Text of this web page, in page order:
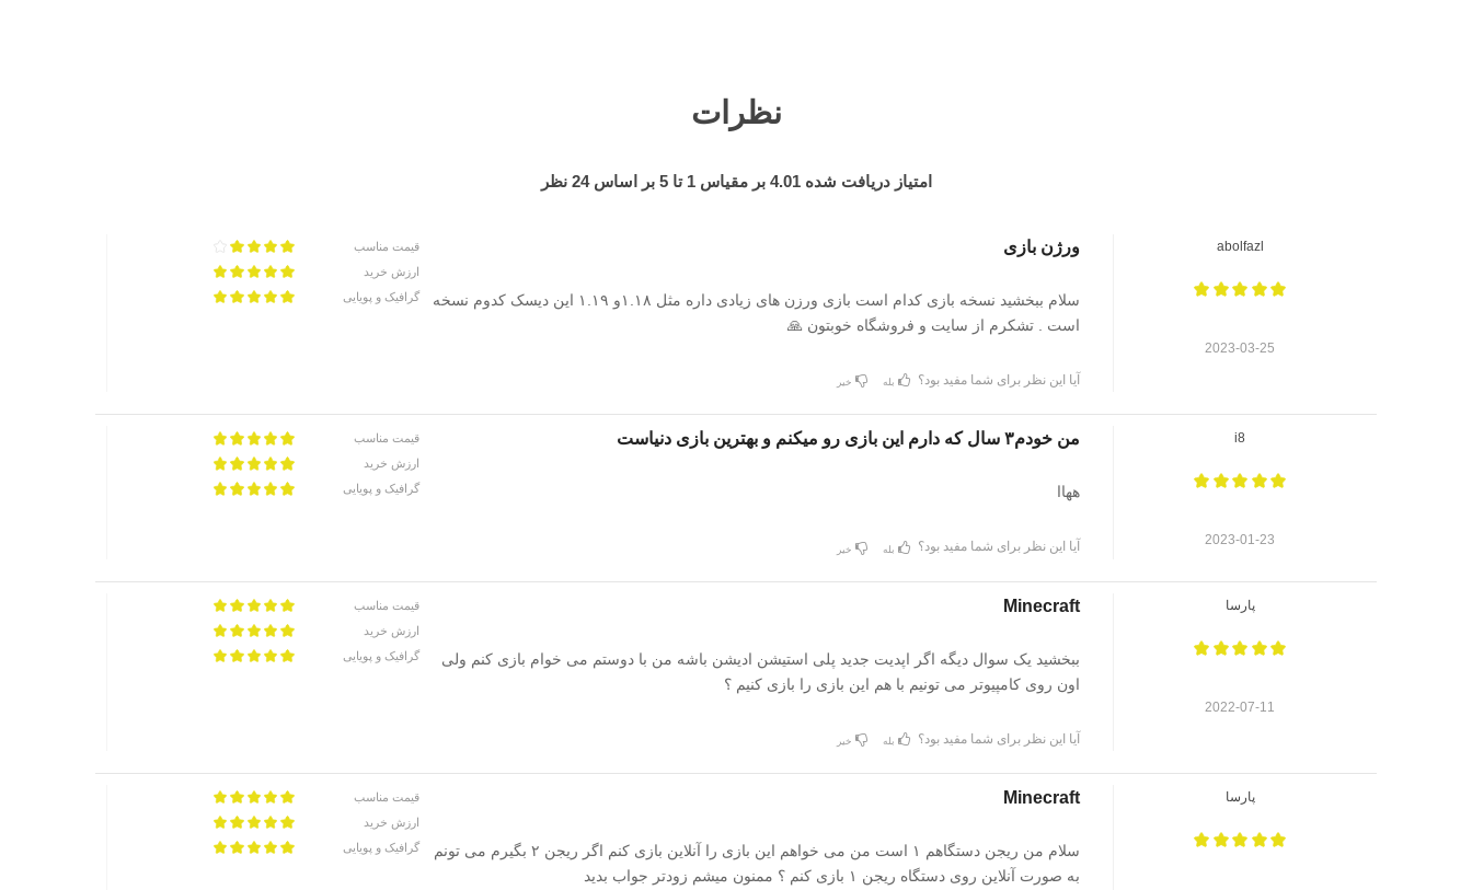
نظرات
امتیاز دریافت شده4.01 بر مقیاس1 تا5 بر اساس24 نظر
abolfazl
2023-03-25
ورژن بازی
سلام ببخشید نسخه بازی کدام است بازی ورزن های زیادی داره مثل ۱.۱۸و ۱.۱۹ این دیسک کدوم نسخه
است . تشکرم از سایت و فروشگاه خوبتون 🙏
قیمت مناسب
ارزش خرید
گرافیک و پویایی
آیا این نظر برای شما مفید بود؟ بله خیر
i8
2023-01-23
من خودم۳ سال که دارم این بازی رو میکنم و بهترین بازی دنیاست
ههاا
قیمت مناسب
ارزش خرید
گرافیک و پویایی
آیا این نظر برای شما مفید بود؟ بله خیر
پارسا
2022-07-11
Minecraft
ببخشید یک سوال دیگه اگر اپدیت جدید پلی استیشن ادیشن باشه من با دوستم می خوام بازی کنم ولی
اون روی کامپیوتر می تونیم با هم این بازی را بازی کنیم ؟
قیمت مناسب
ارزش خرید
گرافیک و پویایی
آیا این نظر برای شما مفید بود؟ بله خیر
پارسا Minecraft
سلام من ریجن دستگاهم ۱ است من می خواهم این بازی را آنلاین بازی کنم اگر ریجن ۲ بگیرم می تونم
به صورت آنلاین روی دستگاه ریجن ۱ بازی کنم ؟ ممنون میشم زودتر جواب بدید
قیمت مناسب
ارزش خرید
گرافیک و پویایی